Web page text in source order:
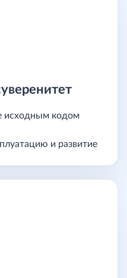
исходным кодом
и развитие